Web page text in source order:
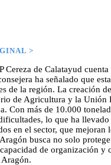
>
Cereza de Calatayud
ha señalado que
de la región. La creación
de Agricultura y la
Con más de 10.000
lo que ha
en el sector, que
busca no solo
de organización